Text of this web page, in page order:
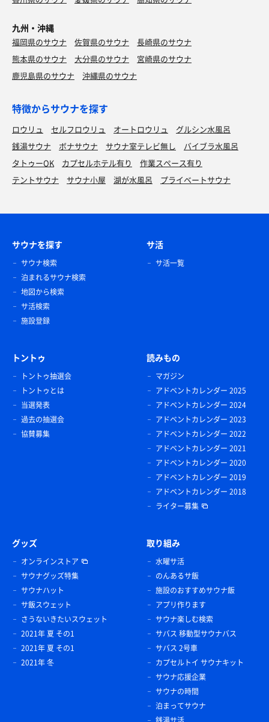
九州・沖縄
福岡県のサウナ 佐賀県のサウナ
長崎県のサウナ
熊本県のサウナ
大分県のサウナ
宮崎県のサウナ
鹿児島県のサウナ
沖縄県のサウナ
特徴からサウナを探す
ロウリュ セルフロウリュ オートロウリュ
グルシン水風呂
銭湯サウナ
ボナサウナ サウナ室テレビ無し
バイブラ水風呂
タトゥーOK
カプセルホテル有り
作業スペース有り
テントサウナ
サウナ小屋 湖が水風呂 プライベートサウナ
サウナを探す
サウナ検索
泊まれるサウナ検索
地図から検索
サ活検索
施設登録
サ活
サ活一覧
トントゥ
トントゥ抽選会
トントゥとは
当選発表
過去の抽選会
協賛募集
読みもの
マガジン
アドベントカレンダー 2025
アドベントカレンダー 2024
アドベントカレンダー 2023
アドベントカレンダー 2022
アドベントカレンダー 2021
アドベントカレンダー 2020
アドベントカレンダー 2019
アドベントカレンダー 2018
ライター募集
グッズ
オンラインストア
サウナグッズ特集
サウナハット
サ飯スウェット
さうないきたいスウェット
2021年 夏 その1
2021年 夏 その1
2021年 冬
取り組み
水曜サ活
のんあるサ飯
施設のおすすめサウナ飯
アプリ作ります
サウナ楽しむ検索
サバス 移動型サウナバス
サバス 2号車
カプセルトイ サウナキット
サウナ応援企業
サウナの時間
泊まってサウナ